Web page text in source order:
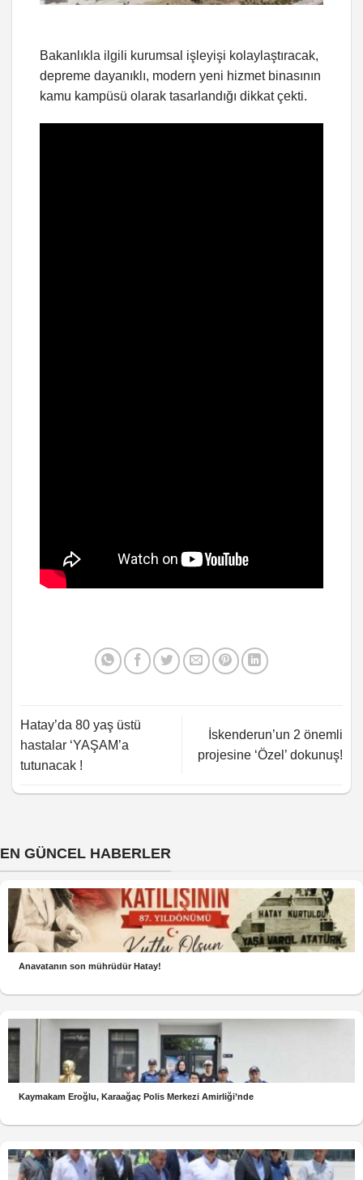
Bakanlıkla ilgili kurumsal işleyişi kolaylaştıracak,
depreme dayanıklı, modern yeni hizmet binasının
kamu kampüsü olarak tasarlandığı dikkat çekti.
Hatay’da 80 yaş üstü
hastalar ‘YAŞAM’a
tutunacak !
İskenderun’un 2 önemli
projesine ‘Özel’ dokunuş!
EN GÜNCEL HABERLER
Anavatanın son mührüdür Hatay!
Kaymakam Eroğlu, Karaağaç Polis Merkezi Amirliği’nde